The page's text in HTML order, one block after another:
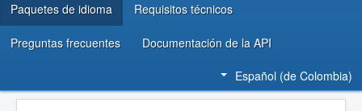
Paquetes de idioma Requisitos técnicos
Preguntas frecuentes Documentación de la API
Español (de Colombia)